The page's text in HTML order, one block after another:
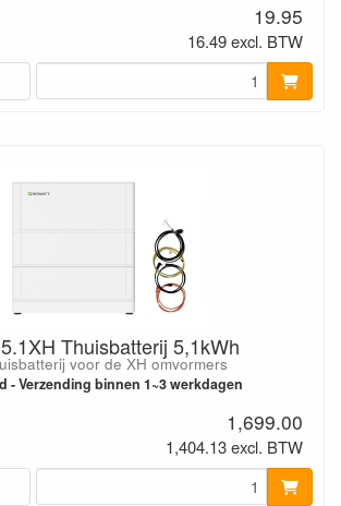
19.95
16.49 excl. BTW
Thuisbatterij 5,1kWh
voor de XH omvormers
- Verzending binnen 1~3 werkdagen
1,699.00
1,404.13 excl. BTW